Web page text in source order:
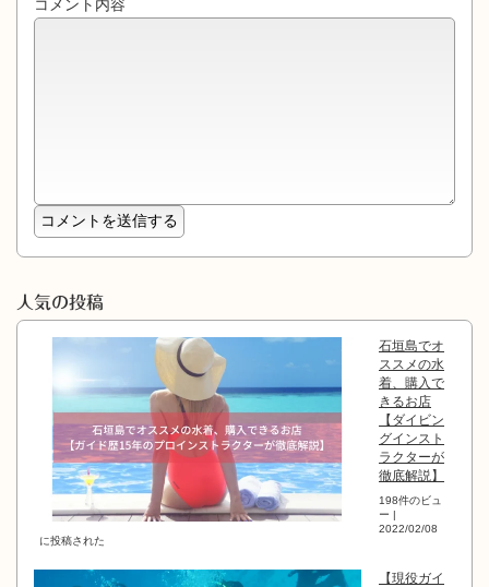
コメント内容
人気の投稿
石垣島でオ
ススメの水
着、購入で
きるお店
【ダイビン
グインスト
ラクターが
徹底解説】
198件のビュ
ー |
2022/02/08
に投稿された
【現役ガイ